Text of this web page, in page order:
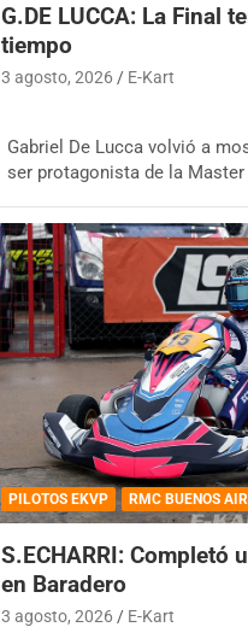
G.DE LUCCA: La Final
tiempo
3 agosto, 2026 E-Kart
Gabriel De Lucca volvió a
ser protagonista de la Master
PILOTOS EKVP RMC BUENOS
S.ECHARRI: Completó
en Baradero
3 agosto, 2026 E-Kart